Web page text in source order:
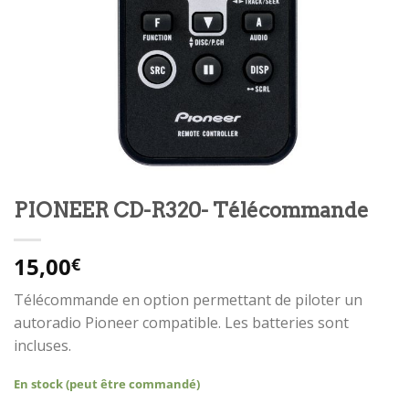
PIONEER CD-R320- Télécommande
15,00€
Télécommande en option permettant de piloter un
autoradio Pioneer compatible. Les batteries sont
incluses.
En stock (peut être commandé)